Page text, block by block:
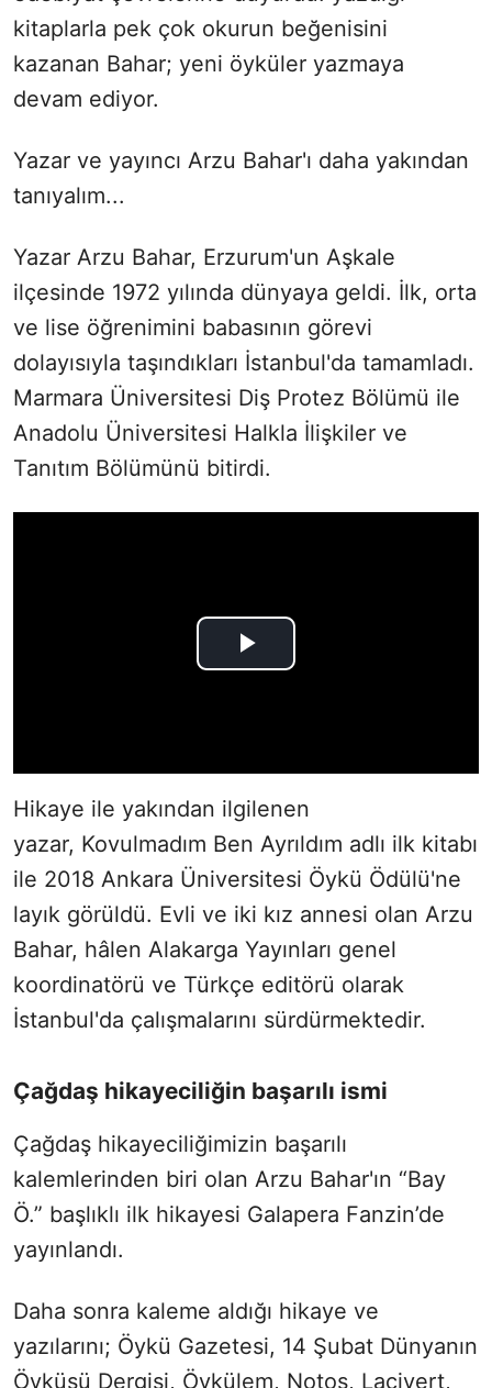
kitaplarla pek çok okurun beğenisini
kazanan Bahar; yeni öyküler yazmaya
devam ediyor.
Yazar ve yayıncı Arzu Bahar'ı daha yakından
tanıyalım...
Yazar Arzu Bahar, Erzurum'un Aşkale
ilçesinde 1972 yılında dünyaya geldi. İlk, orta
ve lise öğrenimini babasının görevi
dolayısıyla taşındıkları İstanbul'da tamamladı.
Marmara Üniversitesi Diş Protez Bölümü ile
Anadolu Üniversitesi Halkla İlişkiler ve
Tanıtım Bölümünü bitirdi.
Hikaye ile yakından ilgilenen
yazar, Kovulmadım Ben Ayrıldım adlı ilk kitabı
ile 2018 Ankara Üniversitesi Öykü Ödülü'ne
layık görüldü. Evli ve iki kız annesi olan Arzu
Bahar, hâlen Alakarga Yayınları genel
koordinatörü ve Türkçe editörü olarak
İstanbul'da çalışmalarını sürdürmektedir.
Çağdaş hikayeciliğin başarılı ismi
Çağdaş hikayeciliğimizin başarılı
kalemlerinden biri olan Arzu Bahar'ın “Bay
Ö.” başlıklı ilk hikayesi Galapera Fanzin’de
yayınlandı.
Daha sonra kaleme aldığı hikaye ve
yazılarını; Öykü Gazetesi, 14 Şubat Dünyanın
Öyküsü Dergisi, Öykülem, Notos, Lacivert,